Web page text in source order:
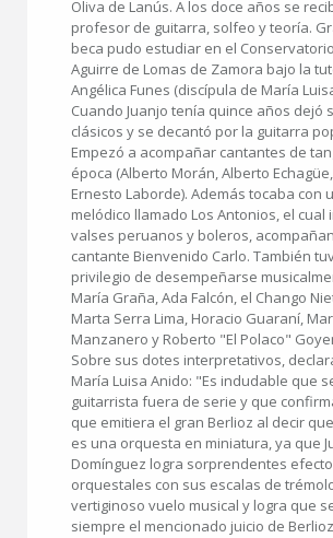
Oliva de Lanús. A los doce años se
profesor de guitarra, solfeo y teoría.
beca pudo estudiar en el
Aguirre de Lomas de Zamora bajo la
Angélica Funes (discípula de María
Cuando Juanjo tenía quince años dejó
clásicos y se decantó por la guitarra
Empezó a acompañar cantantes de
época (Alberto Morán, Alberto
Ernesto Laborde). Además tocaba con
melódico llamado Los Antonios, el
valses peruanos y boleros,
cantante Bienvenido Carlo. También
privilegio de desempeñarse
María Graña, Ada Falcón, el Chango
Marta Serra Lima, Horacio Guaraní,
Manzanero y Roberto "El Polaco"
Sobre sus dotes interpretativos,
María Luisa Anido: "Es indudable que
guitarrista fuera de serie y que
que emitiera el gran Berlioz al decir
es una orquesta en miniatura, ya que
Domínguez logra sorprendentes
orquestales con sus escalas de
vertiginoso vuelo musical y logra que
siempre el mencionado juicio de